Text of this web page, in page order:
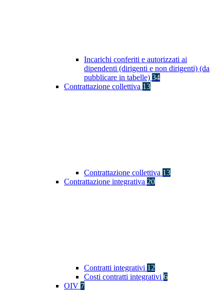
Incarichi conferiti e autorizzati ai
dipendenti (dirigenti e non dirigenti) (da
pubblicare in tabelle) 34
Contrattazione collettiva 13
Contrattazione collettiva 13
Contrattazione integrativa 20
Contratti integrativi 12
Costi contratti integrativi 6
OIV 7